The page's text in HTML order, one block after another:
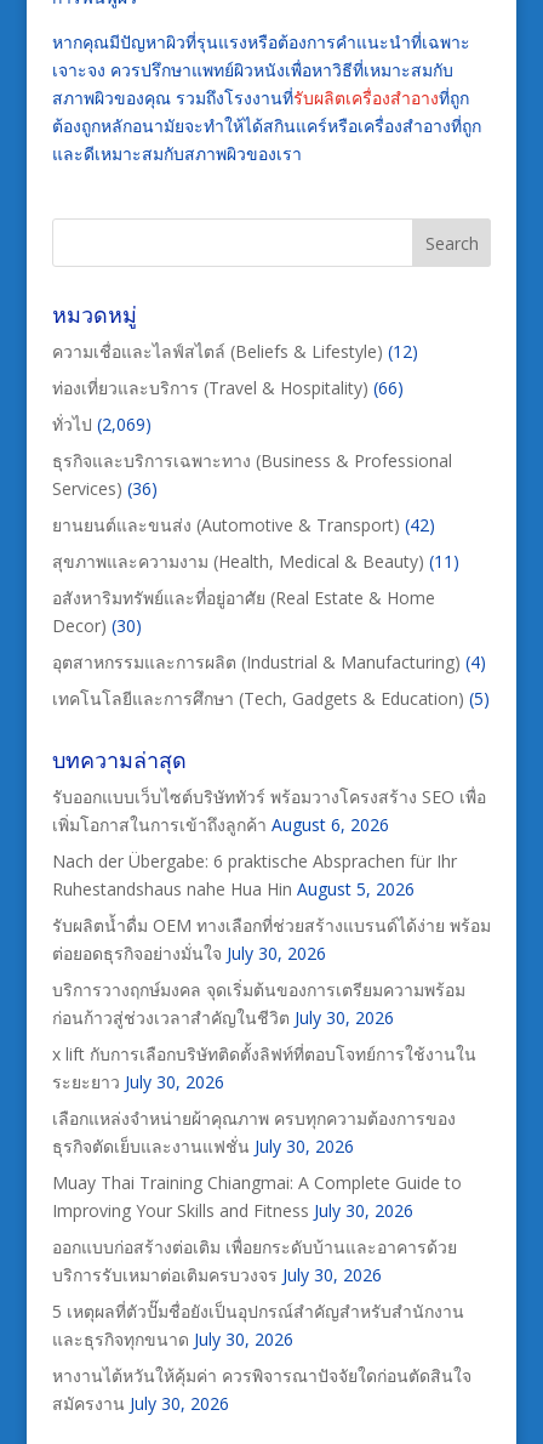
หากคุณมีปัญหาผิวที่รุนแรงหรือต้องการคำแนะนำที่เฉพาะ
เจาะจง ควรปรึกษาแพทย์ผิวหนังเพื่อหาวิธีที่เหมาะสมกับ
สภาพผิวของคุณ รวมถึงโรงงานที่รับผลิตเครื่องสำอางที่ถูก
ต้องถูกหลักอนามัยจะทำให้ได้สกินแคร์หรือเครื่องสำอางที่ถูก
และดีเหมาะสมกับสภาพผิวของเรา
หมวดหมู่
ความเชื่อและไลฟ์สไตล์ (Beliefs & Lifestyle) (12)
ท่องเที่ยวและบริการ (Travel & Hospitality) (66)
ทั่วไป (2,069)
ธุรกิจและบริการเฉพาะทาง (Business & Professional
Services) (36)
ยานยนต์และขนส่ง (Automotive & Transport) (42)
สุขภาพและความงาม (Health, Medical & Beauty) (11)
อสังหาริมทรัพย์และที่อยู่อาศัย (Real Estate & Home
Decor) (30)
อุตสาหกรรมและการผลิต (Industrial & Manufacturing) (4)
เทคโนโลยีและการศึกษา (Tech, Gadgets & Education) (5)
บทความล่าสุด
รับออกแบบเว็บไซต์บริษัททัวร์ พร้อมวางโครงสร้าง SEO เพื่อ
เพิ่มโอกาสในการเข้าถึงลูกค้า August 6, 2026
Nach der Übergabe: 6 praktische Absprachen für Ihr
Ruhestandshaus nahe Hua Hin August 5, 2026
รับผลิตน้ำดื่ม OEM ทางเลือกที่ช่วยสร้างแบรนด์ได้ง่าย พร้อม
ต่อยอดธุรกิจอย่างมั่นใจ July 30, 2026
บริการวางฤกษ์มงคล จุดเริ่มต้นของการเตรียมความพร้อม
ก่อนก้าวสู่ช่วงเวลาสำคัญในชีวิต July 30, 2026
x lift กับการเลือกบริษัทติดตั้งลิฟท์ที่ตอบโจทย์การใช้งานใน
ระยะยาว July 30, 2026
เลือกแหล่งจำหน่ายผ้าคุณภาพ ครบทุกความต้องการของ
ธุรกิจตัดเย็บและงานแฟชั่น July 30, 2026
Muay Thai Training Chiangmai: A Complete Guide to
Improving Your Skills and Fitness July 30, 2026
ออกแบบก่อสร้างต่อเติม เพื่อยกระดับบ้านและอาคารด้วย
บริการรับเหมาต่อเติมครบวงจร July 30, 2026
5 เหตุผลที่ตัวปั๊มชื่อยังเป็นอุปกรณ์สำคัญสำหรับสำนักงาน
และธุรกิจทุกขนาด July 30, 2026
หางานไต้หวันให้คุ้มค่า ควรพิจารณาปัจจัยใดก่อนตัดสินใจ
สมัครงาน July 30, 2026